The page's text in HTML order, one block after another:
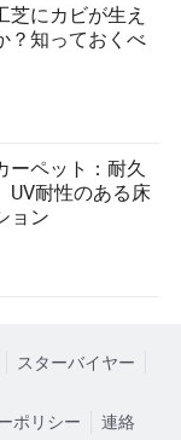
芝にカビが生え
？知っておくべ
ーペット：耐久
UV耐性のある床
ョン
スターバイヤー
ポリシー 連絡